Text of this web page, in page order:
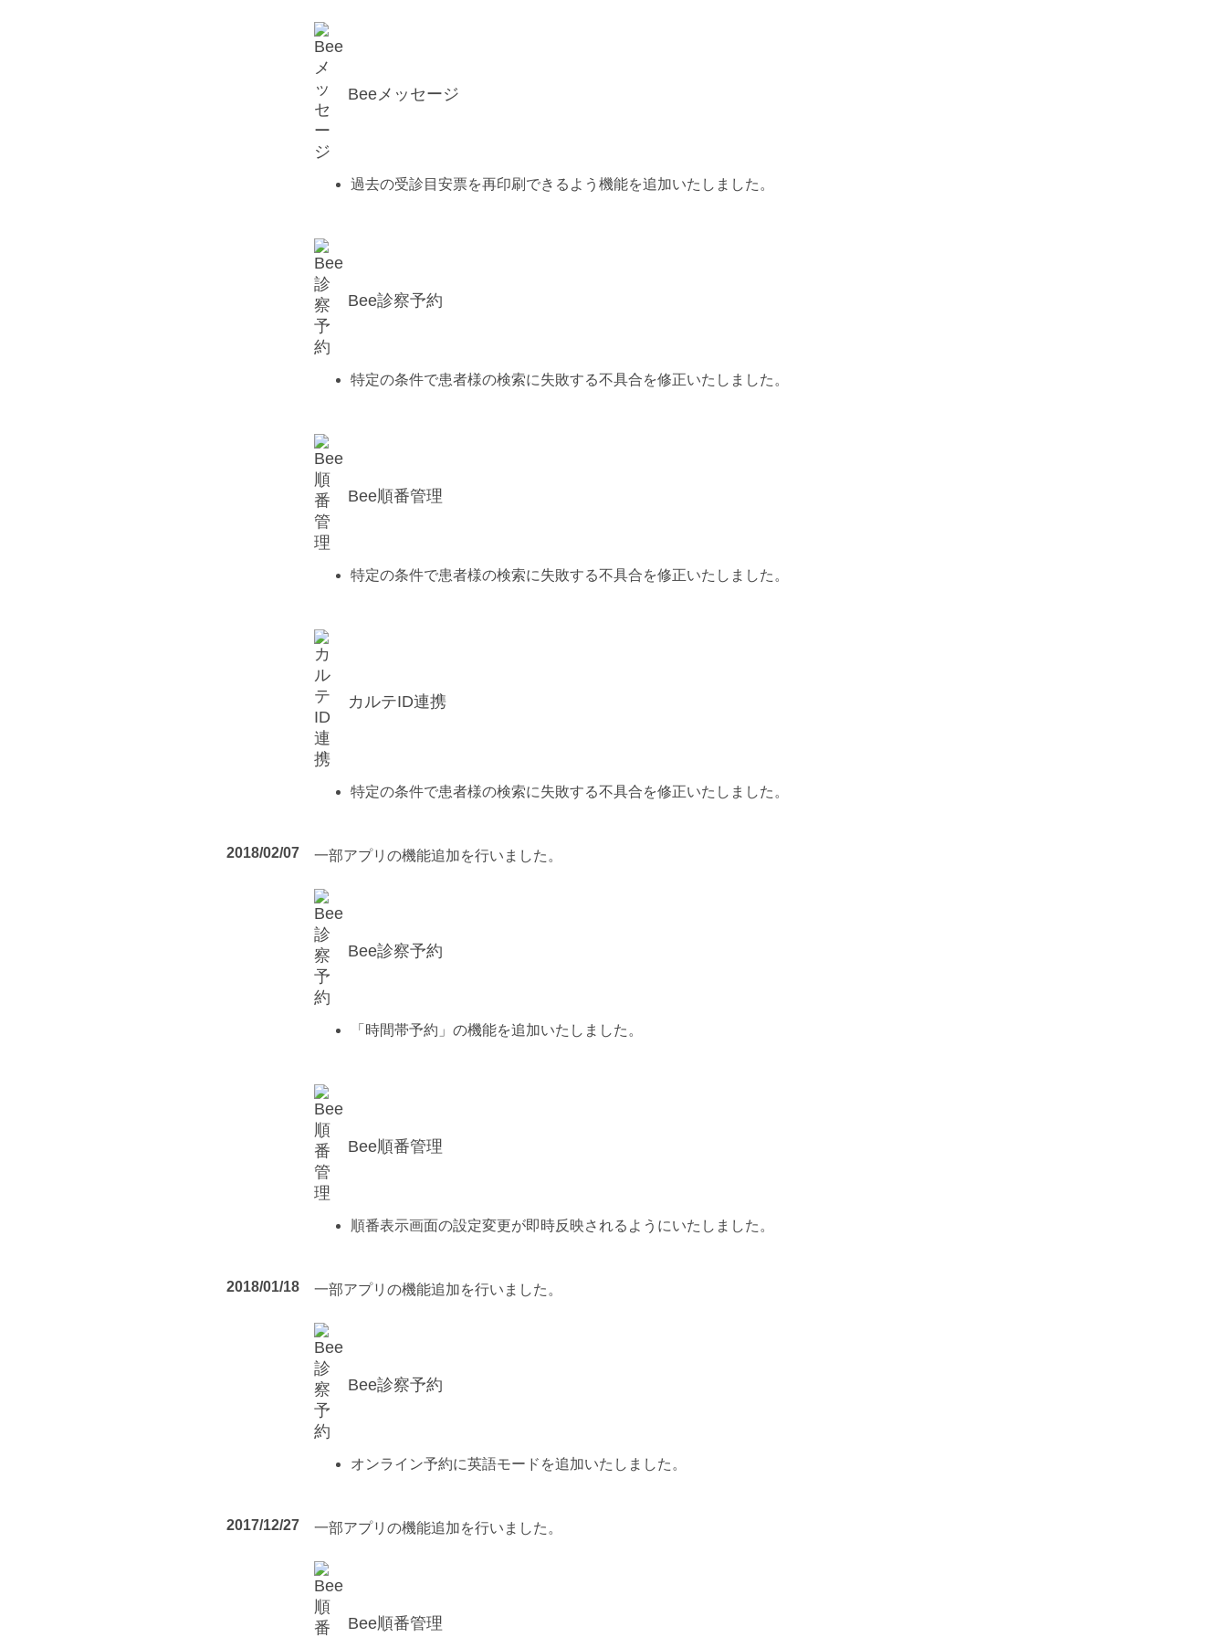
Beeメッセージ
過去の受診目安票を再印刷できるよう機能を追加いたしました。
Bee診察予約
特定の条件で患者様の検索に失敗する不具合を修正いたしました。
Bee順番管理
特定の条件で患者様の検索に失敗する不具合を修正いたしました。
カルテID連携
特定の条件で患者様の検索に失敗する不具合を修正いたしました。
2018/02/07 一部アプリの機能追加を行いました。
Bee診察予約
「時間帯予約」の機能を追加いたしました。
Bee順番管理
順番表示画面の設定変更が即時反映されるようにいたしました。
2018/01/18 一部アプリの機能追加を行いました。
Bee診察予約
オンライン予約に英語モードを追加いたしました。
2017/12/27 一部アプリの機能追加を行いました。
Bee順番管理